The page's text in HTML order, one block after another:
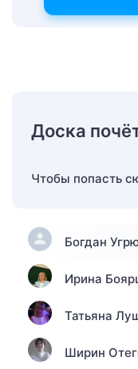
Доска
Чтобы попасть
Богдан
Ирина
Татьяна
Ширин